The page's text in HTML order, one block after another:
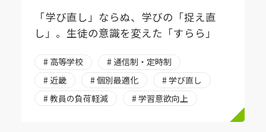
「学び直し」ならぬ、学びの「捉え直
し」。生徒の意識を変えた「すらら」
# 高等学校
# 通信制・定時制
# 近畿
# 個別最適化
# 学び直し
# 教員の負荷軽減
# 学習意欲向上